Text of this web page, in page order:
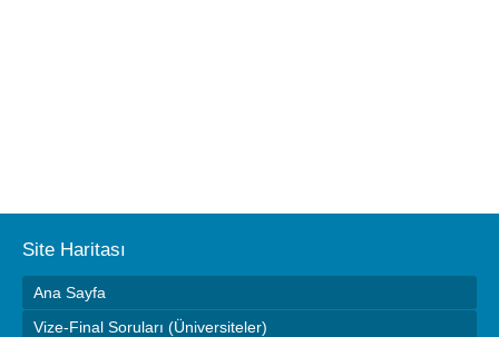
Site Haritası
Ana Sayfa
Vize-Final Soruları (Üniversiteler)